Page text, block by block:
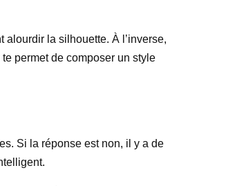
la silhouette. À l’inverse,
permet de composer un style
Si la réponse est non, il y a de